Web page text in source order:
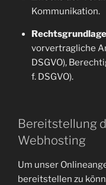
Kommunikation.
vorvertragliche
DSGVO),
f. DSGVO).
Bereitstellung
Webhosting
Um unser
bereitstellen zu